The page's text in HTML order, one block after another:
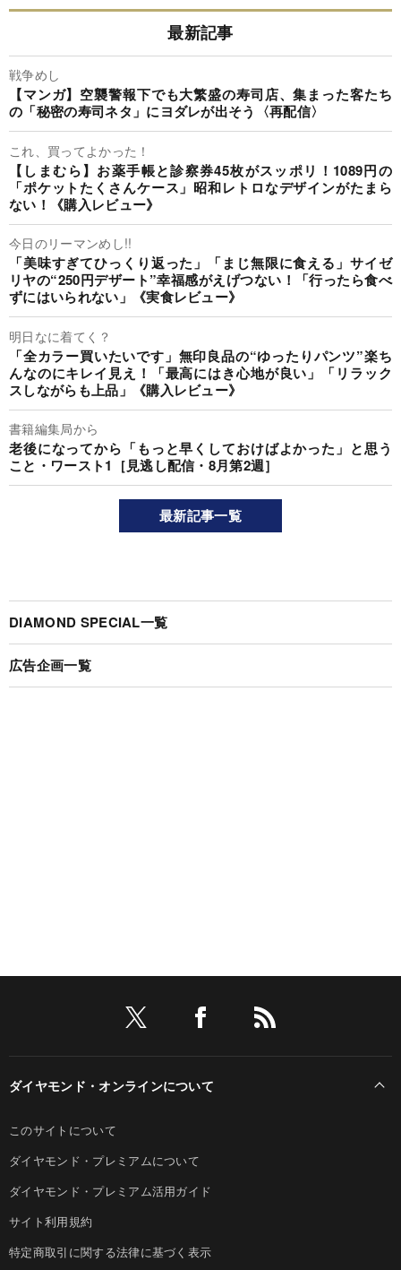
最新記事
戦争めし
【マンガ】空襲警報下でも大繁盛の寿司店、集まった客たち
の「秘密の寿司ネタ」にヨダレが出そう〈再配信〉
これ、買ってよかった！
【しまむら】お薬手帳と診察券45枚がスッポリ！1089円の
「ポケットたくさんケース」昭和レトロなデザインがたまら
ない！《購入レビュー》
今日のリーマンめし!!
「美味すぎてひっくり返った」「まじ無限に食える」サイゼ
リヤの“250円デザート”幸福感がえげつない！「行ったら食べ
ずにはいられない」《実食レビュー》
明日なに着てく？
「全カラー買いたいです」無印良品の“ゆったりパンツ”楽ち
んなのにキレイ見え！「最高にはき心地が良い」「リラック
スしながらも上品」《購入レビュー》
書籍編集局から
老後になってから「もっと早くしておけばよかった」と思う
こと・ワースト1［見逃し配信・8月第2週］
最新記事一覧
DIAMOND SPECIAL一覧
広告企画一覧
ダイヤモンド・オンラインについて
このサイトについて
ダイヤモンド・プレミアムについて
ダイヤモンド・プレミアム活用ガイド
サイト利用規約
特定商取引に関する法律に基づく表示